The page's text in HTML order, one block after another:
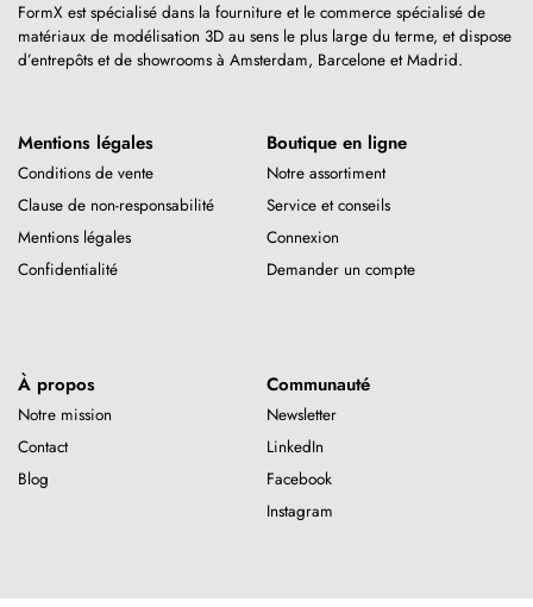
FormX est spécialisé dans la fourniture et le commerce spécialisé de
matériaux de modélisation 3D au sens le plus large du terme, et dispose
d’entrepôts et de showrooms à Amsterdam, Barcelone et Madrid.
Mentions légales
Conditions de vente
Clause de non-responsabilité
Mentions légales
Confidentialité
Boutique en ligne
Notre assortiment
Service et conseils
Connexion
Demander un compte
À propos
Notre mission
Contact
Blog
Communauté
Newsletter
LinkedIn
Facebook
Instagram